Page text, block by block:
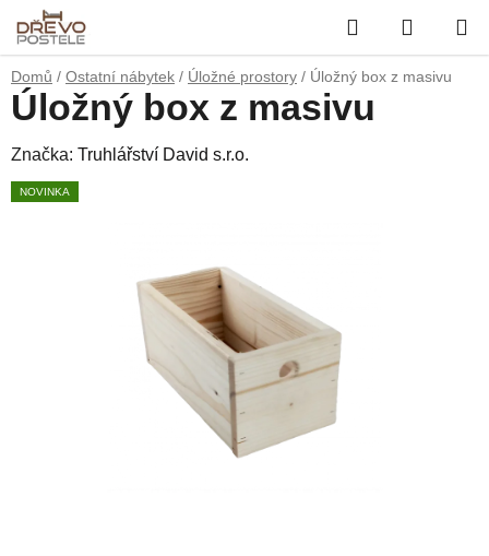
na
obsah
Hledat
KOŠÍK
Domů / Ostatní nábytek / Úložné prostory / Úložný box z masivu
Úložný box z masivu
Značka: Truhlářství David s.r.o.
NOVINKA